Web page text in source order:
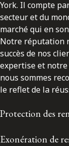
York. Il compte
secteur et du
marché qui en
Notre réputation
succès de nos
expertise et
nous sommes
le reflet de la
Protection des
Exonération de